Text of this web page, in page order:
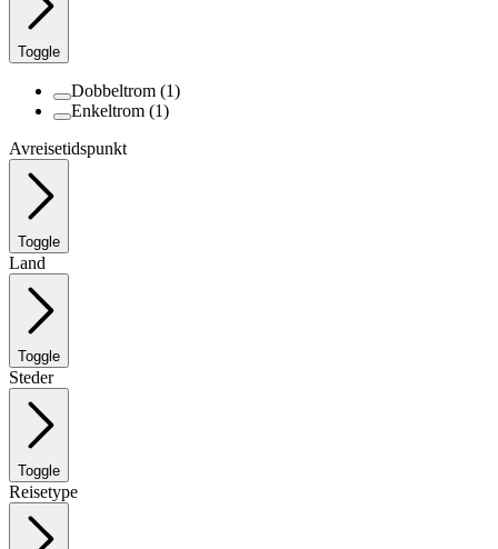
Toggle
Dobbeltrom (1)
Enkeltrom (1)
Avreisetidspunkt
Toggle
Land
Toggle
Steder
Toggle
Reisetype